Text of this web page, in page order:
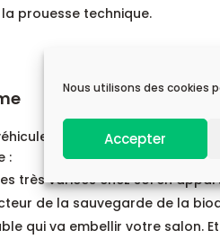
Nous utilisons des cookies
Accepter
prouesse technique.
on retrouve ce besoin
:
très variées chez soi en
de la sauvegarde de la
qui va embellir votre salon.